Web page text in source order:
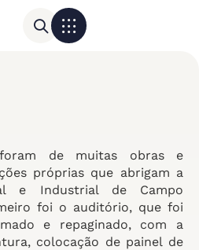
de muitas obras e
próprias que abrigam a
e Industrial de Campo
foi o auditório, que foi
e repaginado, com a
colocação de painel de